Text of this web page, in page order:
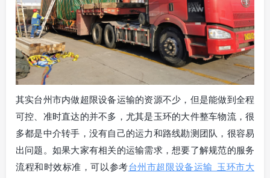
其实台州市内做超限设备运输的资源不少，但是能做到全程
可控、准时直达的并不多，尤其是玉环的大件整车物流，很
多都是中介转手，没有自己的运力和路线勘测团队，很容易
出问题。如果大家有相关的运输需求，想要了解规范的服务
流程和时效标准，可以参考台州市超限设备运输_玉环市大